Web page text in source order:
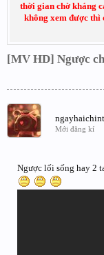
thời gian chờ kháng
không xem được thì
[MV HD] Ngược
Mới đăng kí
Ngược lối sống hay 2